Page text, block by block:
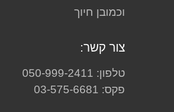
וכמובן חיוך
צור קשר:
טלפון: 050-999-2411
פקס: 03-575-6681